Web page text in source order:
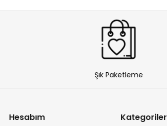
Şık Paketleme
Hesabım Kategoriler